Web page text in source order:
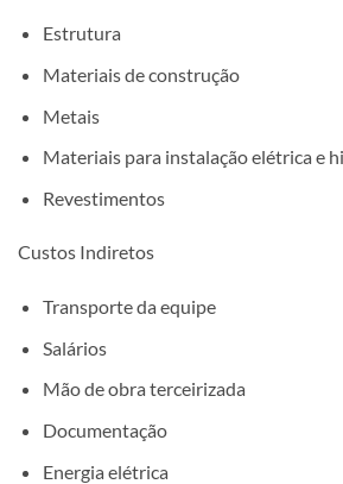
Estrutura
Materiais de construção
Metais
Materiais para instalação elétrica e
Revestimentos
Custos Indiretos
Transporte da equipe
Salários
Mão de obra terceirizada
Documentação
Energia elétrica